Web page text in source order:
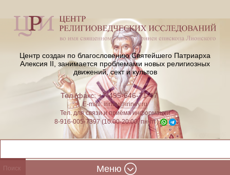
Центр создан по благословению Святейшего Патриарха
Алексия II, занимается проблемами новых религиозных
движений, сект и культов
Тел./факс: +7-495-646-71-47
E-mail:iriney@iriney.ru
Тел. для связи и приёма информации
8-916-005-7397 (10:00-20:00, пн-пт)
Меню